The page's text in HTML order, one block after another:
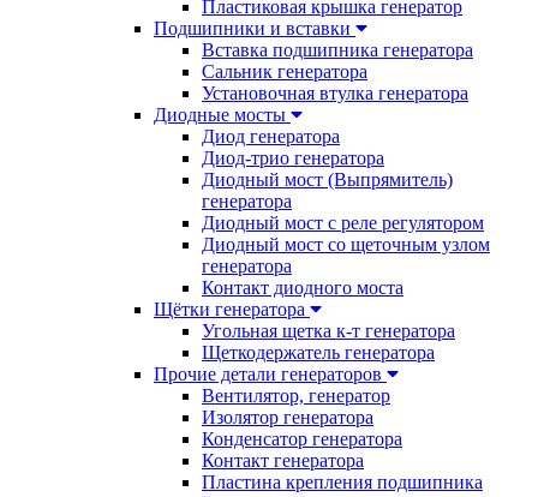
Пластиковая крышка генератор
Подшипники и вставки
Вставка подшипника генератора
Сальник генератора
Установочная втулка генератора
Диодные мосты
Диод генератора
Диод-трио генератора
Диодный мост (Выпрямитель)
генератора
Диодный мост с реле регулятором
Диодный мост со щеточным узлом
генератора
Контакт диодного моста
Щётки генератора
Угольная щетка к-т генератора
Щеткодержатель генератора
Прочие детали генераторов
Вентилятор, генератор
Изолятор генератора
Конденсатор генератора
Контакт генератора
Пластина крепления подшипника